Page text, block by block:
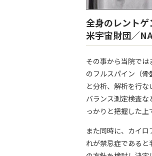
全身のレント
米宇宙財団／
その事から当院で
のフルスパイン（
と分析、解析を行
バランス測定検査
っかりと把握した
また同時に、カイ
れが禁忌症である